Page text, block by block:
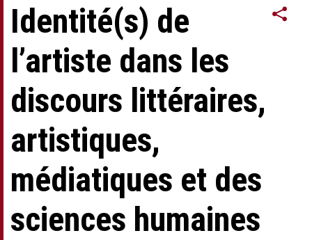
Identité(s) de
l’artiste dans les
discours littéraires,
artistiques,
médiatiques et des
sciences humaines